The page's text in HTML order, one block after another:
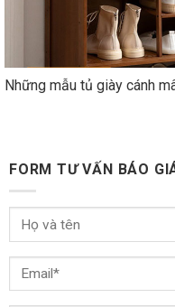
Những mẫu tủ giày cánh
FORM TƯ VẤN BÁO